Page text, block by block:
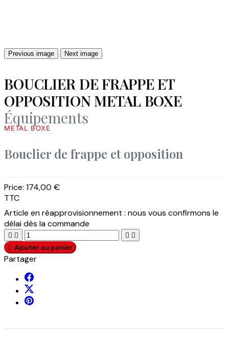
Previous image Next image
BOUCLIER DE FRAPPE ET
OPPOSITION METAL BOXE
Équipements
METAL BOXE
Bouclier de frappe et opposition
Price: 174,00 €
TTC
Article en réapprovisionnement : nous vous confirmons le
délai dès la commande
   
 Ajouter au panier
Partager